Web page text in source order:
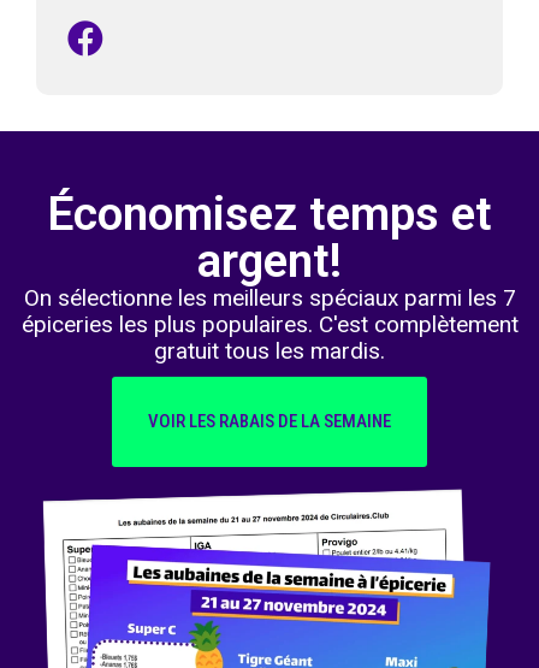
Économisez temps et
argent!
On sélectionne les meilleurs spéciaux parmi les 7
épiceries les plus populaires. C'est complètement
gratuit tous les mardis.
VOIR LES RABAIS DE LA SEMAINE